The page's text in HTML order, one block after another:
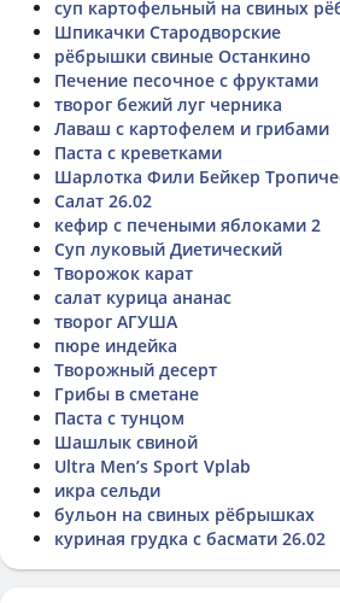
суп картофельный на свиных
Шпикачки Стародворские
рёбрышки свиные Останкино
Печение песочное с фруктами
творог бежий луг черника
Лаваш с картофелем и грибами
Паста с креветками
Шарлотка Фили Бейкер
Салат 26.02
кефир с печеными яблоками 2
Суп луковый Диетический
Творожок карат
салат курица ананас
творог АГУША
пюре индейка
Творожный десерт
Грибы в сметане
Паста с тунцом
Шашлык свиной
Ultra Men’s Sport Vplab
икра сельди
бульон на свиных рёбрышках
куриная грудка с басмати 26.02